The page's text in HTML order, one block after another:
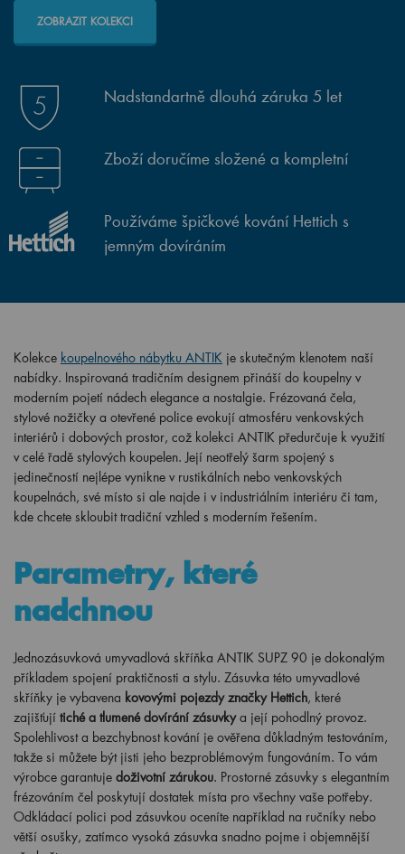
ZOBRAZIT KOLEKCI
Nadstandartně dlouhá záruka 5 let
Zboží doručíme složené a kompletní
Používáme špičkové kování Hettich s
jemným dovíráním
Kolekce koupelnového nábytku ANTIK je skutečným klenotem naší
nabídky. Inspirovaná tradičním designem přináší do koupelny v
moderním pojetí nádech elegance a nostalgie. Frézovaná čela,
stylové nožičky a otevřené police evokují atmosféru venkovských
interiérů i dobových prostor, což kolekci ANTIK předurčuje k využití
v celé řadě stylových koupelen. Její neotřelý šarm spojený s
jedinečností nejlépe vynikne v rustikálních nebo venkovských
koupelnách, své místo si ale najde i v industriálním interiéru či tam,
kde chcete skloubit tradiční vzhled s moderním řešením.
Parametry, které
nadchnou
Jednozásuvková umyvadlová skříňka ANTIK SUPZ 90 je dokonalým
příkladem spojení praktičnosti a stylu. Zásuvka této umyvadlové
skříňky je vybavena kovovými pojezdy značky Hettich, které
zajišťují tiché a tlumené dovírání zásuvky a její pohodlný provoz.
Spolehlivost a bezchybnost kování je ověřena důkladným testováním,
takže si můžete být jisti jeho bezproblémovým fungováním. To vám
výrobce garantuje doživotní zárukou. Prostorné zásuvky s elegantním
frézováním čel poskytují dostatek místa pro všechny vaše potřeby.
Odkládací polici pod zásuvkou oceníte například na ručníky nebo
větší osušky, zatímco vysoká zásuvka snadno pojme i objemnější